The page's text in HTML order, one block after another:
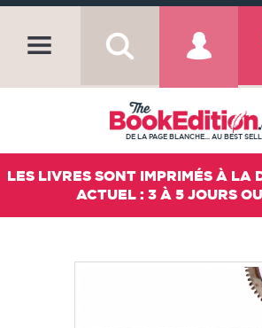
DE LA PAGE BLANCHE... AU BEST
LES LIVRES SONT IMPRIMÉS À LA
ACTUEL : 3 À 5 JOURS